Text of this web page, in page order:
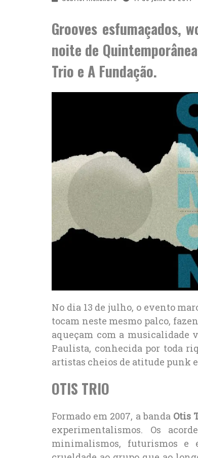
Grooves esfumaçados,
noite de
Trio e A Fundação.
No dia 13 de julho, o evento
tocam neste mesmo palco,
aqueçam com a musicalidade
Paulista, conhecida por toda
artistas cheios de atitude punk
OTIS TRIO
Formado em 2007, a banda Otis
experimentalismos. Os
minimalismos, futurismos e